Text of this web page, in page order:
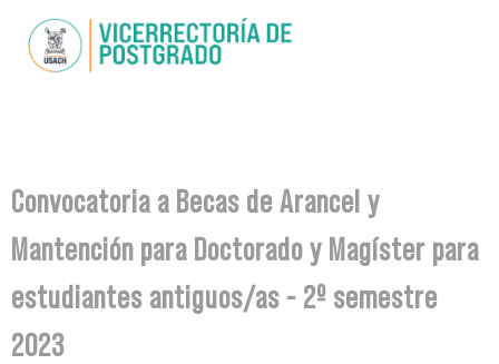
contenido
Se encuentra usted aquí
Convocatoria a Becas de Arancel y
Mantención para Doctorado y Magíster para
estudiantes antiguos/as - 2º semestre
2023